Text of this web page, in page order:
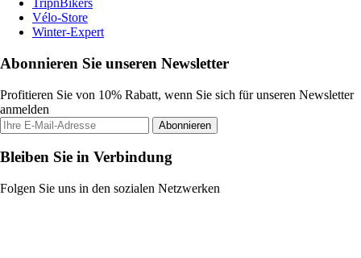
TripnBikers
Vélo-Store
Winter-Expert
Abonnieren Sie unseren Newsletter
Profitieren Sie von 10% Rabatt, wenn Sie sich für unseren Newsletter
anmelden
Abonnieren
Bleiben Sie in Verbindung
Folgen Sie uns in den sozialen Netzwerken